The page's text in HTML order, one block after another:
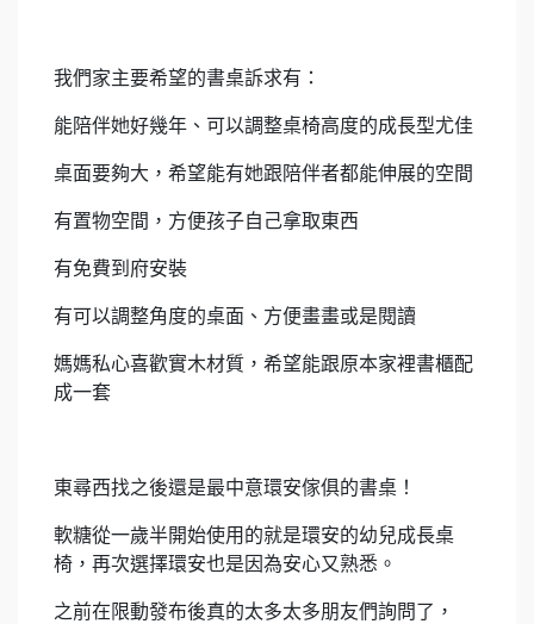
我們家主要希望的書桌訴求有：
能陪伴她好幾年、可以調整桌椅高度的成長型尤佳
桌面要夠大，希望能有她跟陪伴者都能伸展的空間
有置物空間，方便孩子自己拿取東西
有免費到府安裝
有可以調整角度的桌面、方便畫畫或是閱讀
媽媽私心喜歡實木材質，希望能跟原本家裡書櫃配
成一套
東尋西找之後還是最中意環安傢俱的書桌！
軟糖從一歲半開始使用的就是環安的幼兒成長桌
椅，再次選擇環安也是因為安心又熟悉。
之前在限動發布後真的太多太多朋友們詢問了，